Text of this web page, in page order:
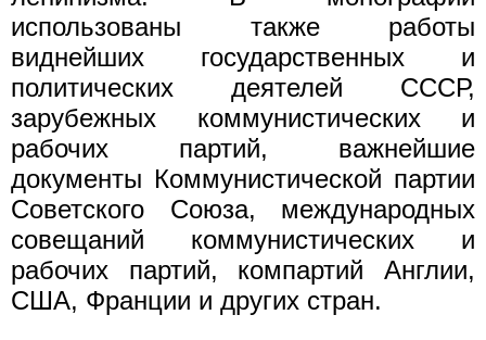
использованы также работы
виднейших государственных и
политических деятелей СССР,
зарубежных коммунистических и
рабочих партий, важнейшие
документы Коммунистической партии
Советского Союза, международных
совещаний коммунистических и
рабочих партий, компартий Англии,
США, Франции и других стран.